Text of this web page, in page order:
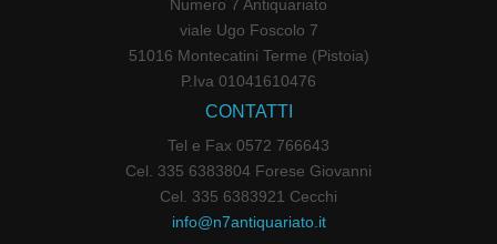
Numero 7 Antiquariato
viale Ugo Foscolo 7
51016 Montecatini Terme (Pistoia)
P.Iva 01041610476
CONTATTI
Tel e Fax 0572 766643
Cel. 335 6383804 Forese Giovanni
Cel. 335 6383921 Cecchi
info@n7antiquariato.it